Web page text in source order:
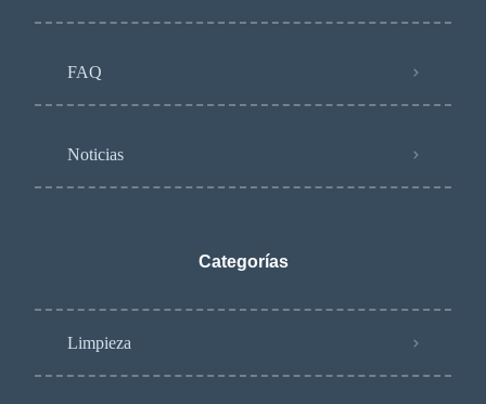
FAQ
Noticias
Categorías
Limpieza